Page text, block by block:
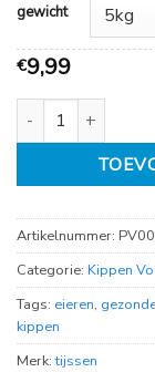
gewicht
€9,99
Kippen Legkorrel
Artikelnummer:
Categorie: Kippen
Tags: eieren,
kippen
Merk:tijssen